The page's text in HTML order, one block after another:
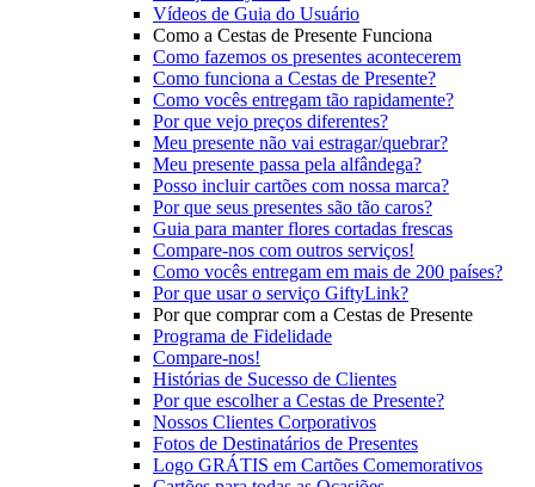
Vídeos de Guia do Usuário
Como a Cestas de Presente Funciona
Como fazemos os presentes acontecerem
Como funciona a Cestas de Presente?
Como vocês entregam tão rapidamente?
Por que vejo preços diferentes?
Meu presente não vai estragar/quebrar?
Meu presente passa pela alfândega?
Posso incluir cartões com nossa marca?
Por que seus presentes são tão caros?
Guia para manter flores cortadas frescas
Compare-nos com outros serviços!
Como vocês entregam em mais de 200 países?
Por que usar o serviço GiftyLink?
Por que comprar com a Cestas de Presente
Programa de Fidelidade
Compare-nos!
Histórias de Sucesso de Clientes
Por que escolher a Cestas de Presente?
Nossos Clientes Corporativos
Fotos de Destinatários de Presentes
Logo GRÁTIS em Cartões Comemorativos